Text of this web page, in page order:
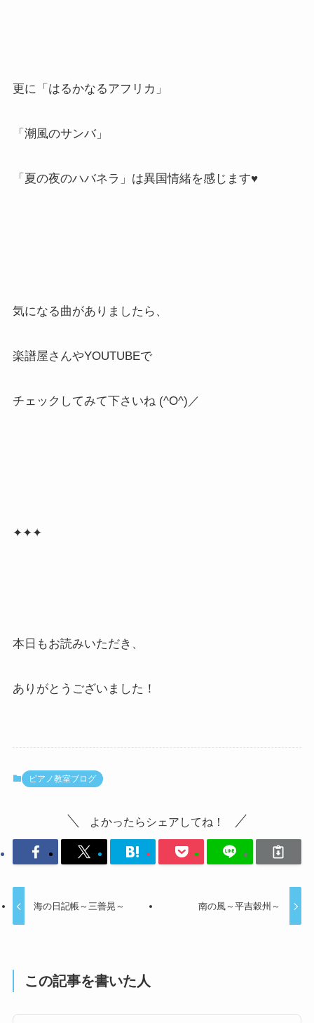
更に「はるかなるアフリカ」
「潮風のサンバ」
「夏の夜のハバネラ」は異国情緒を感じます♥
気になる曲がありましたら、
楽譜屋さんやYOUTUBEで
チェックしてみて下さいね (^O^)／
✦✦✦
本日もお読みいただき、
ありがとうございました！
ピアノ教室ブログ
よかったらシェアしてね！
海の日記帳～三善晃～ 南の風～平吉穀州～
この記事を書いた人